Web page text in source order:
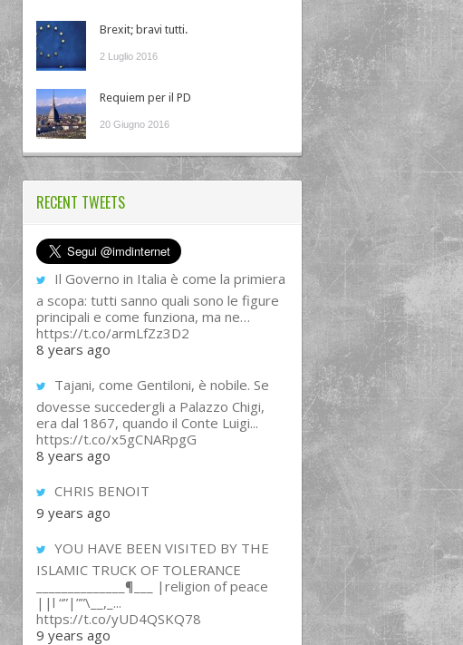
Brexit; bravi tutti.
2 Luglio 2016
Requiem per il PD
20 Giugno 2016
RECENT TWEETS
Il Governo in Italia è come la primiera
a scopa: tutti sanno quali sono le figure
principali e come funziona, ma ne…
https://t.co/armLfZz3D2
8 years ago
Tajani, come Gentiloni, è nobile. Se
dovesse succedergli a Palazzo Chigi,
era dal 1867, quando il Conte Luigi...
https://t.co/x5gCNARpgG
8 years ago
CHRIS BENOIT
9 years ago
YOU HAVE BEEN VISITED BY THE
ISLAMIC TRUCK OF TOLERANCE
______________¶___ |religion of peace
||l “”|””\__,_...
https://t.co/yUD4QSKQ78
9 years ago